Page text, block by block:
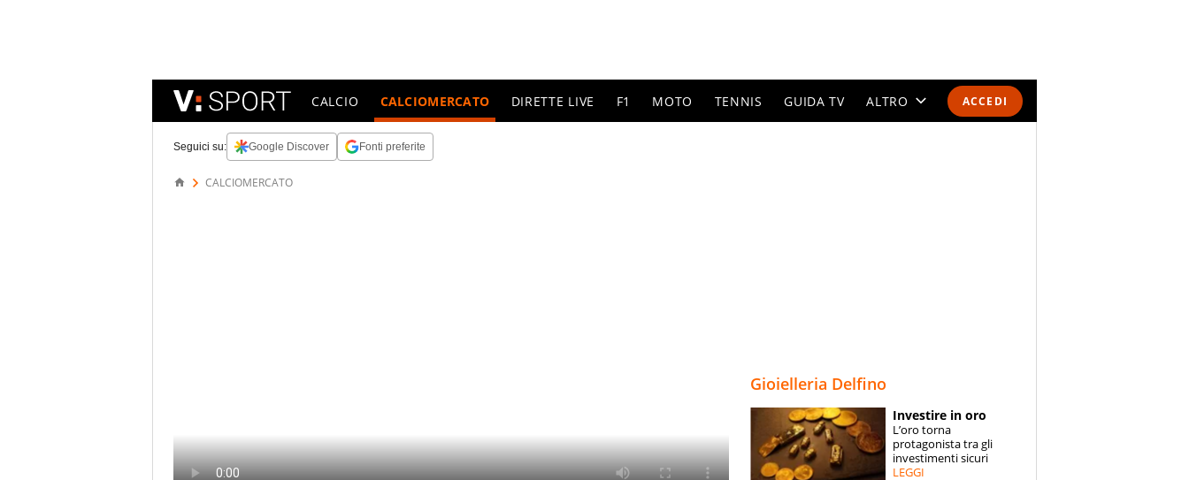
ACCEDI
CALCIO CALCIOMERCATO DIRETTE LIVE F1 MOTO TENNIS GUIDA TV ALTRO
SPECIALI
Seguici su: Google Discover Fonti preferite
CALCIOMERCATO
Gioielleria Delfino
Investire in oro
L’oro torna
protagonista tra gli
investimenti sicuri
LEGGI